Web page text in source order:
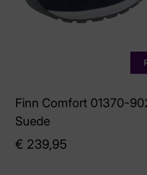
Finn Comfort 01370-
Suede
€ 239,95